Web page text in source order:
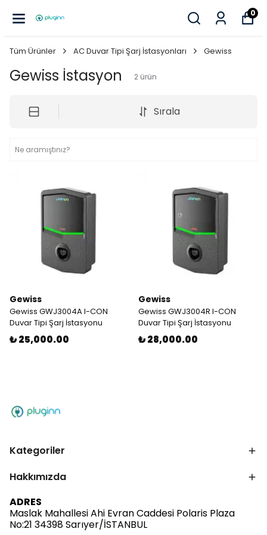
0
Tüm Ürünler AC Duvar Tipi Şarj İstasyonları Gewiss
Gewiss İstasyon 2 ürün
Sırala
Gewiss
Gewiss GWJ3004A I-CON
Duvar Tipi Şarj İstasyonu
₺ 25,000.00
Gewiss
Gewiss GWJ3004R I-CON
Duvar Tipi Şarj İstasyonu
₺ 28,000.00
Kategoriler
Hakkımızda
ADRES
Maslak Mahallesi Ahi Evran Caddesi Polaris Plaza
No:21 34398 Sarıyer/İSTANBUL